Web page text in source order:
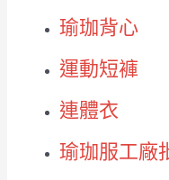
瑜珈背心
運動短褲
連體衣
瑜珈服工廠